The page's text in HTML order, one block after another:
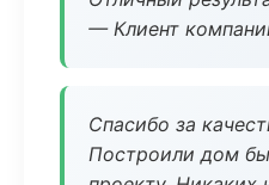
— Клиент
Спасибо за
Построили дом